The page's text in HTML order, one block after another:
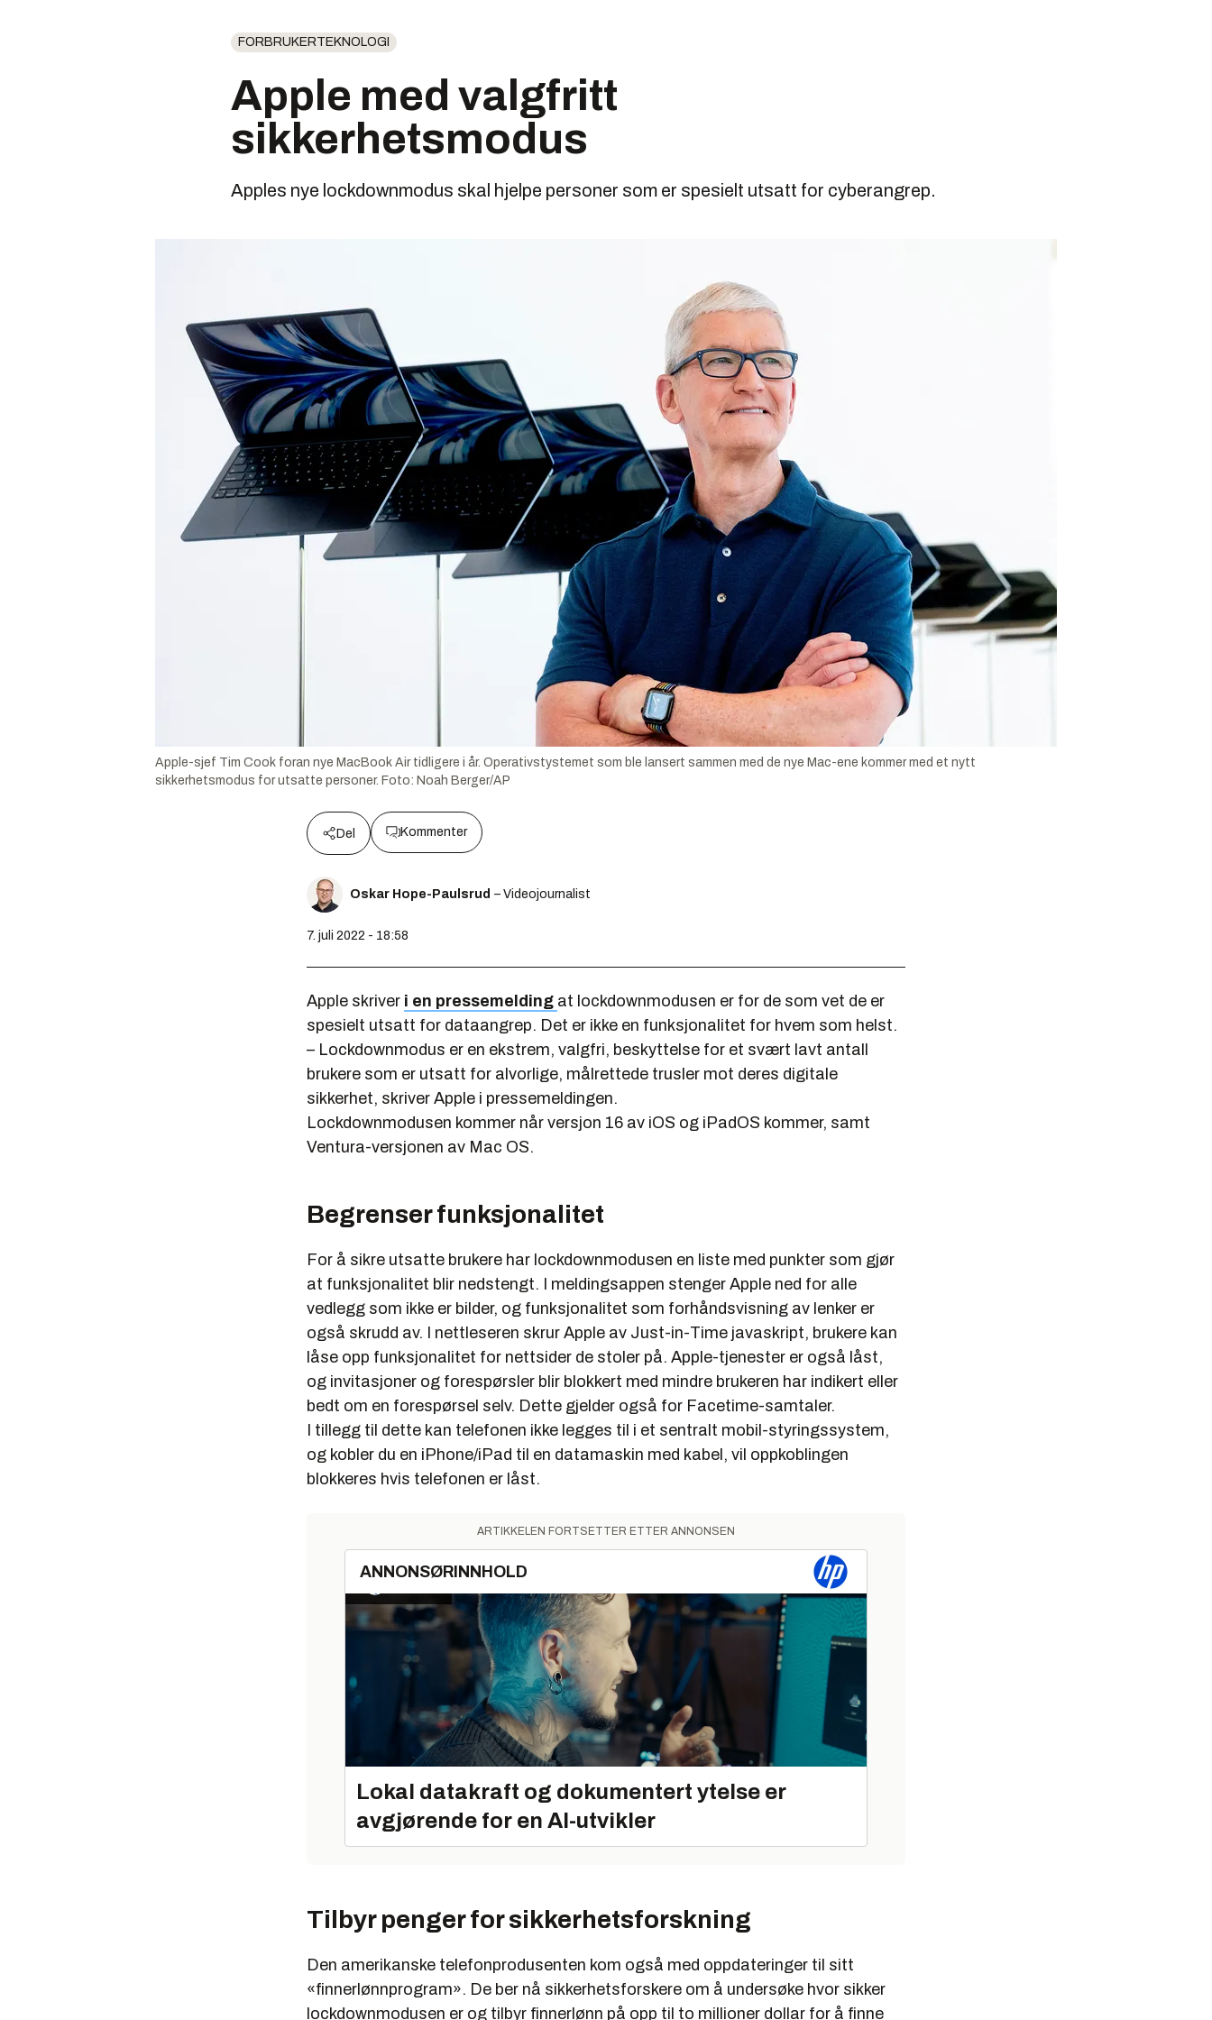
FORBRUKERTEKNOLOGI
Apple med valgfritt
sikkerhetsmodus
Apples nye lockdownmodus skal hjelpe personer som er spesielt utsatt for cyberangrep.
Apple-sjef Tim Cook foran nye MacBook Air tidligere i år. Operativstystemet som ble lansert sammen med de nye Mac-ene kommer med et nytt
sikkerhetsmodus for utsatte personer. Foto: Noah Berger/AP
Del Kommenter
Oskar Hope-Paulsrud – Videojournalist
7. juli 2022 - 18:58
Apple skriver i en pressemelding at lockdownmodusen er for de som vet de er
spesielt utsatt for dataangrep. Det er ikke en funksjonalitet for hvem som helst.
– Lockdownmodus er en ekstrem, valgfri, beskyttelse for et svært lavt antall
brukere som er utsatt for alvorlige, målrettede trusler mot deres digitale
sikkerhet, skriver Apple i pressemeldingen.
Lockdownmodusen kommer når versjon 16 av iOS og iPadOS kommer, samt
Ventura-versjonen av Mac OS.
Begrenser funksjonalitet
For å sikre utsatte brukere har lockdownmodusen en liste med punkter som gjør
at funksjonalitet blir nedstengt. I meldingsappen stenger Apple ned for alle
vedlegg som ikke er bilder, og funksjonalitet som forhåndsvisning av lenker er
også skrudd av. I nettleseren skrur Apple av Just-in-Time javaskript, brukere kan
låse opp funksjonalitet for nettsider de stoler på. Apple-tjenester er også låst,
og invitasjoner og forespørsler blir blokkert med mindre brukeren har indikert eller
bedt om en forespørsel selv. Dette gjelder også for Facetime-samtaler.
I tillegg til dette kan telefonen ikke legges til i et sentralt mobil-styringssystem,
og kobler du en iPhone/iPad til en datamaskin med kabel, vil oppkoblingen
blokkeres hvis telefonen er låst.
ARTIKKELEN FORTSETTER ETTER ANNONSEN
ANNONSØRINNHOLD
Lokal datakraft og dokumentert ytelse er
avgjørende for en AI-utvikler
Tilbyr penger for sikkerhetsforskning
Den amerikanske telefonprodusenten kom også med oppdateringer til sitt
«finnerlønnprogram». De ber nå sikkerhetsforskere om å undersøke hvor sikker
lockdownmodusen er og tilbyr finnerlønn på opp til to millioner dollar for å finne